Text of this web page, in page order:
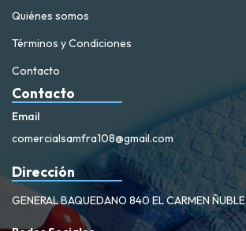
Quiénes somos
Términos y Condiciones
Contacto
Contacto
Email
comercialsamfra108@gmail.com
Dirección
GENERAL BAQUEDANO 840 EL CARMEN ÑUBLE